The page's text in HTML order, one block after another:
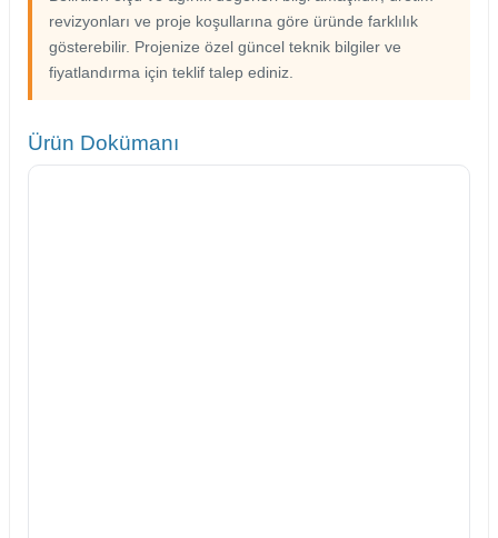
revizyonları ve proje koşullarına göre üründe farklılık
gösterebilir. Projenize özel güncel teknik bilgiler ve
fiyatlandırma için teklif talep ediniz.
Ürün Dokümanı